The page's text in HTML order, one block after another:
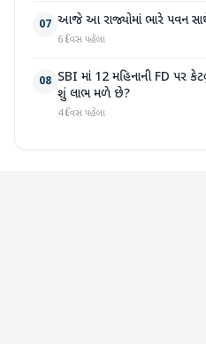
07 આજે આ રાજ્યોમાં ભારે પવન
6 દિવસ પહેલા
08 SBI માં 12 મહિનાની FD પર
શું લાભ મળે છે?
4 દિવસ પહેલા